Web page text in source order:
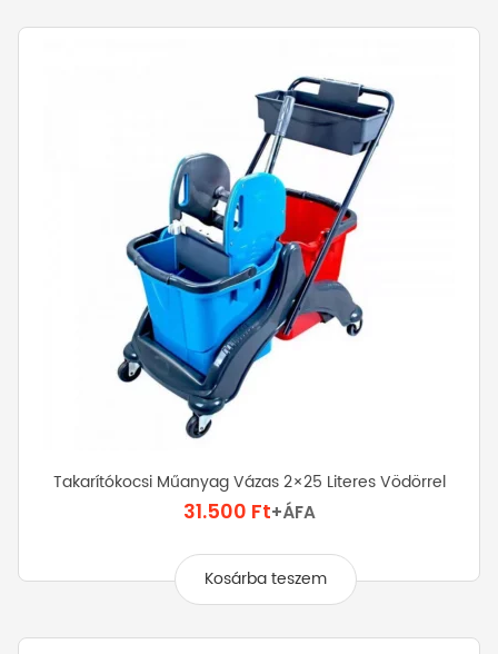
Takarítókocsi Műanyag Vázas 2×25 Literes Vödörrel
31.500 Ft+ÁFA
Kosárba teszem